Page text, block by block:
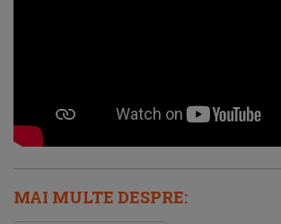
MAI MULTE DESPRE: